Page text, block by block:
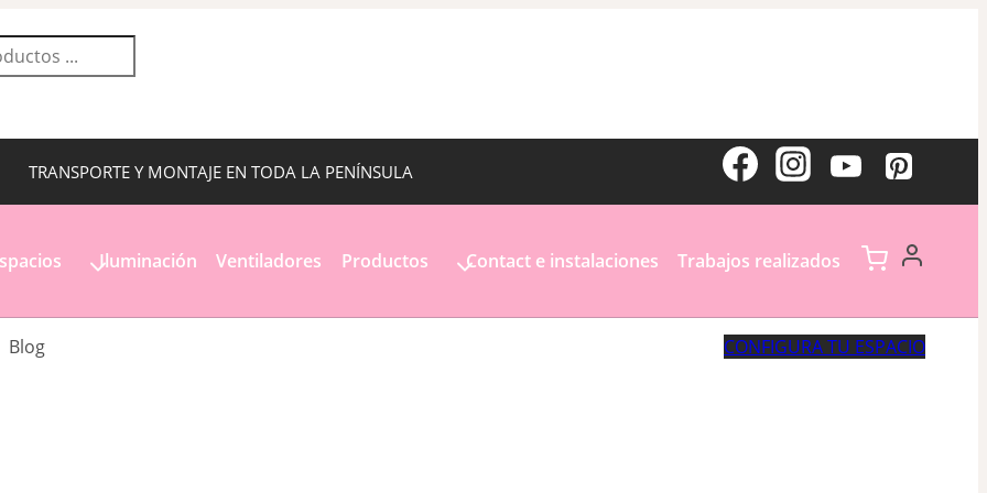
TRANSPORTE Y MONTAJE EN TODA LA PENÍNSULA
Iluminación Ventiladores Productos Contact e instalaciones Trabajos realizados
Blog CONFIGURA TU ESPACIO